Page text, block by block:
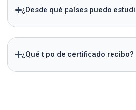
¿Desde qué países puedo
¿Qué tipo de certificado recibo?